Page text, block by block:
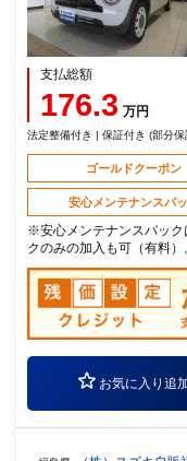
支払総額
176.3 万円
法定整備付き | 保証付き (部分
ゴールドクーポン
安心メンテナンスパ
※安心メンテナンスパック
クのみの加入も可（有料）
お気に入り追